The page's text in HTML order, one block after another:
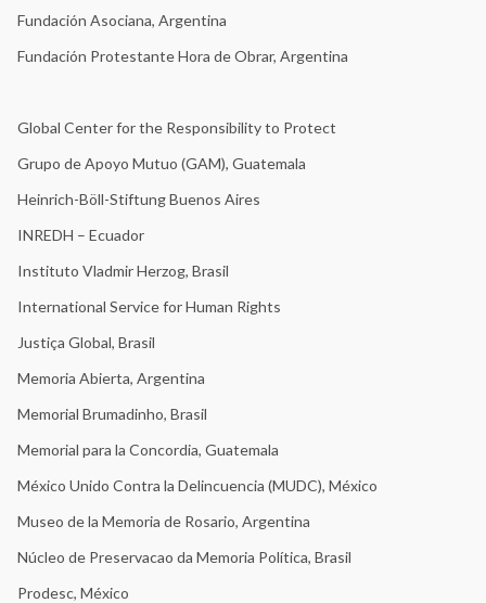
Fundación Asociana, Argentina
Fundación Protestante Hora de Obrar, Argentina
Global Center for the Responsibility to Protect
Grupo de Apoyo Mutuo (GAM), Guatemala
Heinrich-Böll-Stiftung Buenos Aires
INREDH – Ecuador
Instituto Vladmir Herzog, Brasil
International Service for Human Rights
Justiça Global, Brasil
Memoria Abierta, Argentina
Memorial Brumadinho, Brasil
Memorial para la Concordia, Guatemala
México Unido Contra la Delincuencia (MUDC), México
Museo de la Memoria de Rosario, Argentina
Núcleo de Preservacao da Memoria Política, Brasil
Prodesc, México